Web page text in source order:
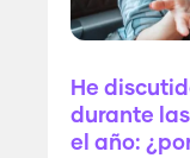
He
durante
el año: